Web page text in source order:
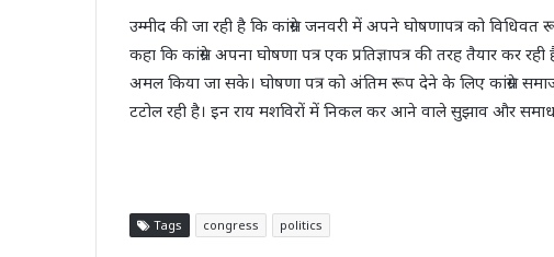
उम्मीद की जा रही है कि कांग्रेस जनवरी में अपने घोषणापत्र को
कहा कि कांग्रेस अपना घोषणा पत्र एक प्रतिज्ञापत्र की तरह तैयार कर
अमल किया जा सके। घोषणा पत्र को अंतिम रूप देने के लिए कांग्रेस
टटोल रही है। इन राय मशविरों में निकल कर आने वाले सुझाव और
Tags congress politics